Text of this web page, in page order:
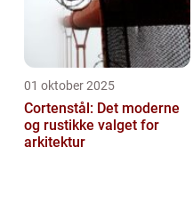
01 oktober 2025
Cortenstål: Det moderne
og rustikke valget for
arkitektur